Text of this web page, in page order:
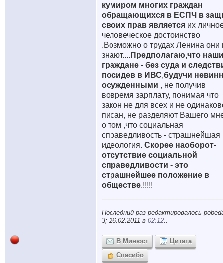
кумиром многих граждан
обращающихся в ЕСПЧ в
своих прав являетсяих
человеческое достоинство
.Возможно о трудах Ленина они
знают.... Предполагаю,что наши
граждане - без суда и
посидев в ИВС,будучи
осужденными , не получив
вовремя зарплату, понимая что
закон не для всех и не
писан, не разделяют Вашего
о том ,что социальная
справедливость - страшнейшая
идеология. Скорее наоборот-
отсутствие социальной
справедливости - это
страшнейшее положение в
обществе.!!!!!
Последний раз редактировалось
3; 26.02.2011 в 02:12..
В Минюст
Цитата
Спасибо